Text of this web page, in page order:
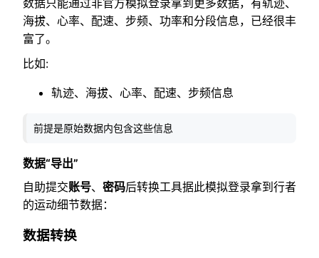
数据只能通过非官方模拟登录拿到更多数据，有轨迹、
海拔、心率、配速、步频、功率和分段信息，已经很丰
富了。
比如:
轨迹、海拔、心率、配速、步频信息
前提是原始数据内包含这些信息
数据“导出”
自助提交账号、 密码后转换工具据此模拟登录拿到行者
的运动细节数据：
数据转换